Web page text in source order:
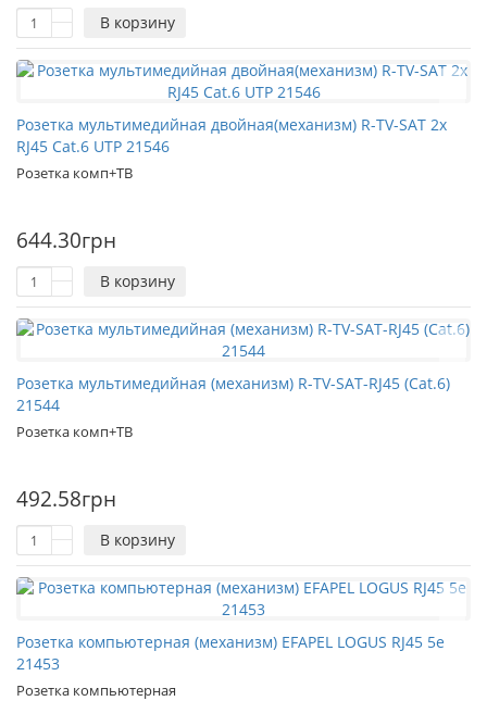
В корзину
Розетка мультимедийная двойная(механизм) R-TV-SAT 2x
RJ45 Cat.6 UTP 21546
Розетка комп+ТВ
644.30грн
В корзину
Розетка мультимедийная (механизм) R-TV-SAT-RJ45 (Cat.6)
21544
Розетка комп+ТВ
492.58грн
В корзину
Розетка компьютерная (механизм) EFAPEL LOGUS RJ45 5e
21453
Розетка компьютерная